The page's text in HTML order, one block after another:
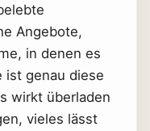
Angebote,
in denen es
ist genau diese
wirkt überladen
vieles lässt